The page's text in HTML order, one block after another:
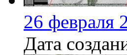
26 февраля
Дата